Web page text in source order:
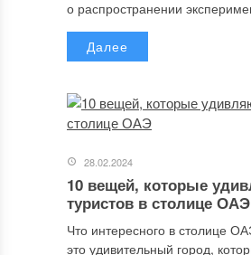
о распространении
Далее
28.02.2024
10 вещей, которые
туристов в столице ОАЭ
Что интересного в столице
это удивительный город,